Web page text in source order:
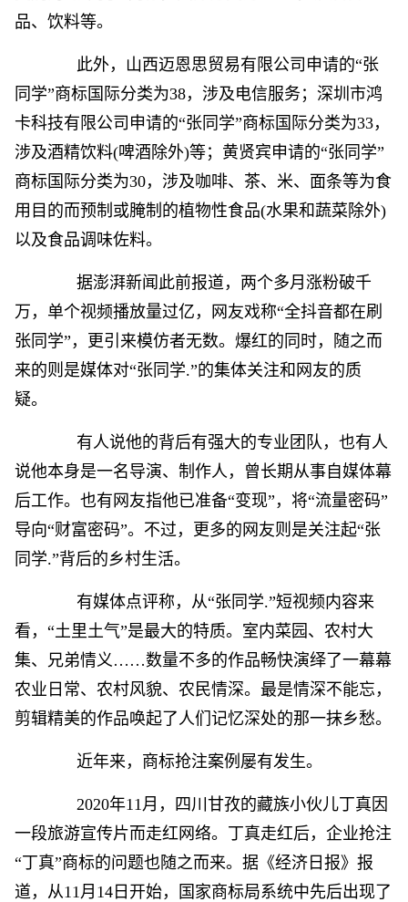
品、饮料等。
此外，山西迈恩思贸易有限公司申请的“张
同学”商标国际分类为38，涉及电信服务；深圳市鸿
卡科技有限公司申请的“张同学”商标国际分类为33，
涉及酒精饮料(啤酒除外)等；黄贤宾申请的“张同学”
商标国际分类为30，涉及咖啡、茶、米、面条等为食
用目的而预制或腌制的植物性食品(水果和蔬菜除外)
以及食品调味佐料。
据澎湃新闻此前报道，两个多月涨粉破千
万，单个视频播放量过亿，网友戏称“全抖音都在刷
张同学”，更引来模仿者无数。爆红的同时，随之而
来的则是媒体对“张同学.”的集体关注和网友的质
疑。
有人说他的背后有强大的专业团队，也有人
说他本身是一名导演、制作人，曾长期从事自媒体幕
后工作。也有网友指他已准备“变现”，将“流量密码”
导向“财富密码”。不过，更多的网友则是关注起“张
同学.”背后的乡村生活。
有媒体点评称，从“张同学.”短视频内容来
看，“土里土气”是最大的特质。室内菜园、农村大
集、兄弟情义……数量不多的作品畅快演绎了一幕幕
农业日常、农村风貌、农民情深。最是情深不能忘，
剪辑精美的作品唤起了人们记忆深处的那一抹乡愁。
近年来，商标抢注案例屡有发生。
2020年11月，四川甘孜的藏族小伙儿丁真因
一段旅游宣传片而走红网络。丁真走红后，企业抢注
“丁真”商标的问题也随之而来。据《经济日报》报
道，从11月14日开始，国家商标局系统中先后出现了